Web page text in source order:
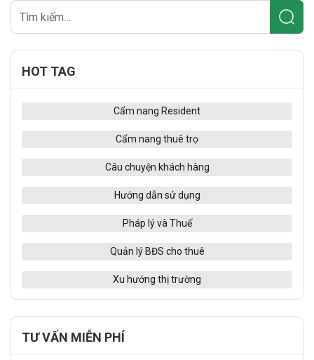
HOT TAG
Cẩm nang Resident
Cẩm nang thuê trọ
Câu chuyện khách hàng
Hướng dẫn sử dụng
Pháp lý và Thuế
Quản lý BĐS cho thuê
Xu hướng thị trường
TƯ VẤN MIỄN PHÍ